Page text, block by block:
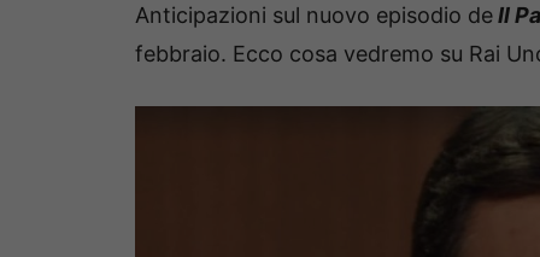
Anticipazioni sul nuovo episodio deIl
febbraio. Ecco cosa vedremo su Rai